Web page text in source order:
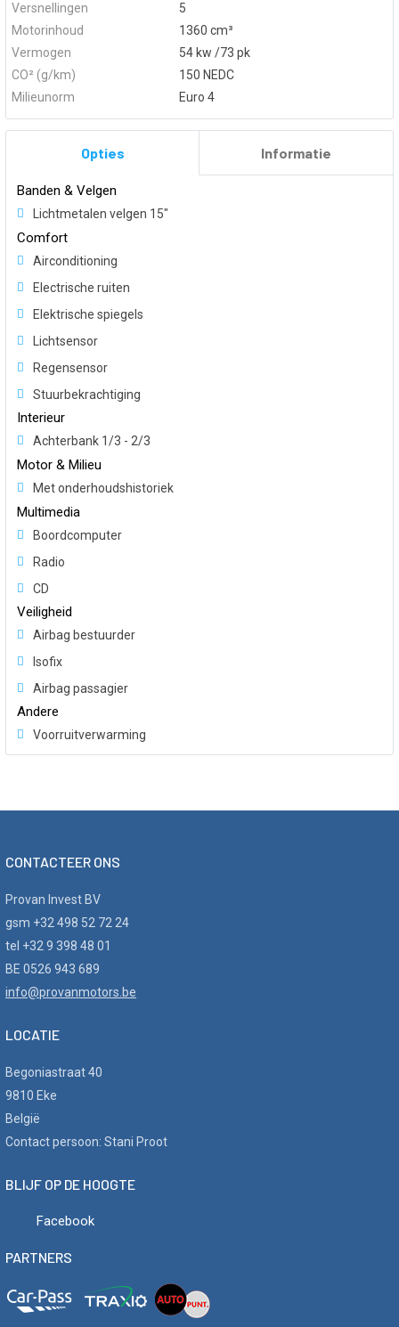
Versnellingen
5
Motorinhoud
1360 cm³
Vermogen
54 kw /73 pk
CO² (g/km)
150 NEDC
Milieunorm
Euro 4
Opties Informatie
Banden & Velgen
Lichtmetalen velgen 15"
Comfort
Airconditioning
Electrische ruiten
Elektrische spiegels
Lichtsensor
Regensensor
Stuurbekrachtiging
Interieur
Achterbank 1/3 - 2/3
Motor & Milieu
Met onderhoudshistoriek
Multimedia
Boordcomputer
Radio
CD
Veiligheid
Airbag bestuurder
Isofix
Airbag passagier
Andere
Voorruitverwarming
CONTACTEER ONS
Provan Invest BV
gsm +32 498 52 72 24
tel +32 9 398 48 01
BE 0526 943 689
info@provanmotors.be
LOCATIE
Begoniastraat 40
9810 Eke
België
Contact persoon: Stani Proot
BLIJF OP DE HOOGTE
Facebook
PARTNERS